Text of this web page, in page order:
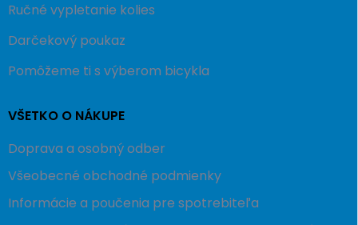
Ručné vypletanie kolies
Darčekový poukaz
Pomôžeme ti s výberom bicykla
VŠETKO O NÁKUPE
Doprava a osobný odber
Všeobecné obchodné podmienky
Informácie a poučenia pre spotrebiteľa